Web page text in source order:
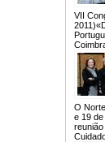
VII
2011)
O
e 19